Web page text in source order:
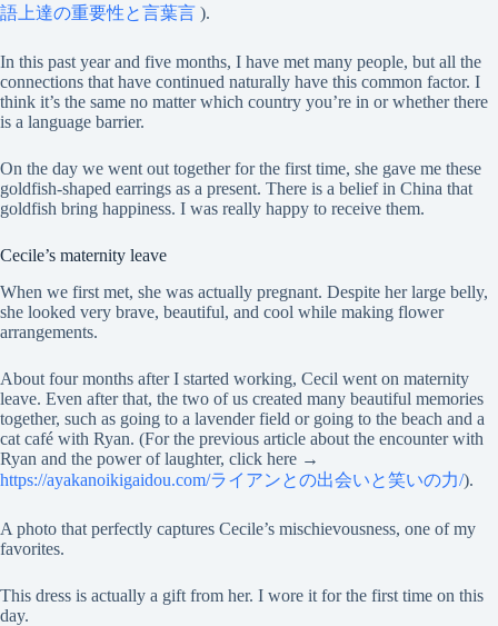
語上達の重要性と言葉言 ).
In this past year and five months, I have met many people, but all the
connections that have continued naturally have this common factor. I
think it’s the same no matter which country you’re in or whether there
is a language barrier.
On the day we went out together for the first time, she gave me these
goldfish-shaped earrings as a present. There is a belief in China that
goldfish bring happiness. I was really happy to receive them.
Cecile’s maternity leave
When we first met, she was actually pregnant. Despite her large belly,
she looked very brave, beautiful, and cool while making flower
arrangements.
About four months after I started working, Cecil went on maternity
leave. Even after that, the two of us created many beautiful memories
together, such as going to a lavender field or going to the beach and a
cat café with Ryan. (For the previous article about the encounter with
Ryan and the power of laughter, click here →
https://ayakanoikigaidou.com/ライアンとの出会いと笑いの力/).
A photo that perfectly captures Cecile’s mischievousness, one of my
favorites.
This dress is actually a gift from her. I wore it for the first time on this
day.